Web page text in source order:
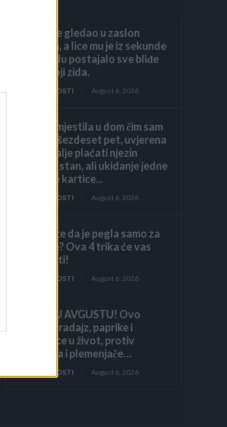
Héctor je gledao u zaslon
računala, a lice mu je iz sekunde
u sekundu postajalo sve bliđe
bijeloj boji zida.
ZANIMLJIVOSTI August 6, 2026
Kći me smjestila u dom čim sam
navršila šezdeset pet, uvjerena
da ću i dalje plaćati njezin
luksuzni stan, ali ukidanje jedne
dodatne kartice...
ZANIMLJIVOSTI August 6, 2026
Mislite da je pegla samo za
peglanje? Ova 4 trika će vas
iznenaditi!
ZANIMLJIVOSTI August 6, 2026
HITNO U AVGUSTU! Ovo
vraća paradajz, paprike i
krastavce u život, protiv
štetočina i plemenjače…
ZANIMLJIVOSTI August 6, 2026